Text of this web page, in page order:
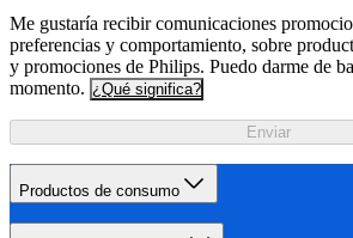
Me gustaría recibir comunicaciones
preferencias y comportamiento, sobre
y promociones de Philips. Puedo darme de
momento. ¿Qué significa?
Enviar
Productos de consumo